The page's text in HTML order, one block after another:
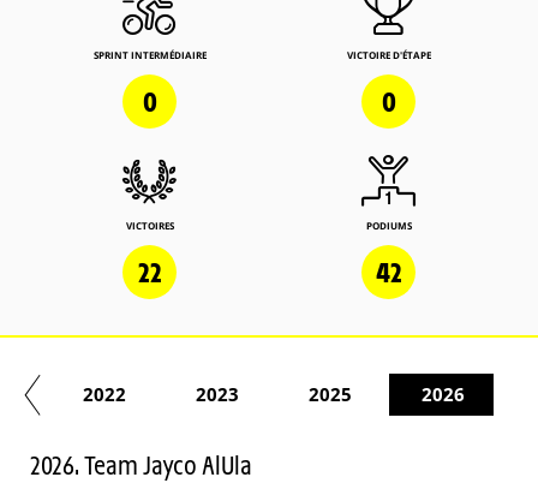
SPRINT INTERMÉDIAIRE
0
VICTOIRE D'ÉTAPE
0
VICTOIRES
22
PODIUMS
42
2022 2023 2025 2026
2026. Team Jayco AlUla